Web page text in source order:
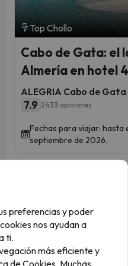
Top Chollo
Cabo de Gata: el
Almería en hotel
ALEGRIA Cabo de
7.9 2433 opiniones
Fechas para viajar: hasta
septiembre de 2026.
preferencias y poder
nos ayudan a
ti.
más eficiente y
de Cookies. Muchas